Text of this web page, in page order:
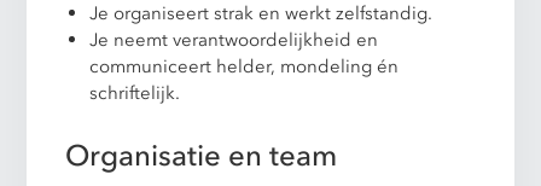
Je organiseert strak en werkt zelfstandig.
Je neemt verantwoordelijkheid en
communiceert helder, mondeling én
schriftelijk.
Organisatie en team